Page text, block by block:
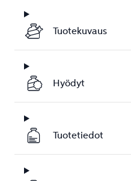
Tuotekuvaus
Hyödyt
Tuotetiedot